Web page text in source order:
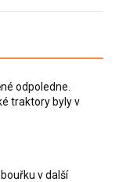
odpoledne.
traktory byly v
v další